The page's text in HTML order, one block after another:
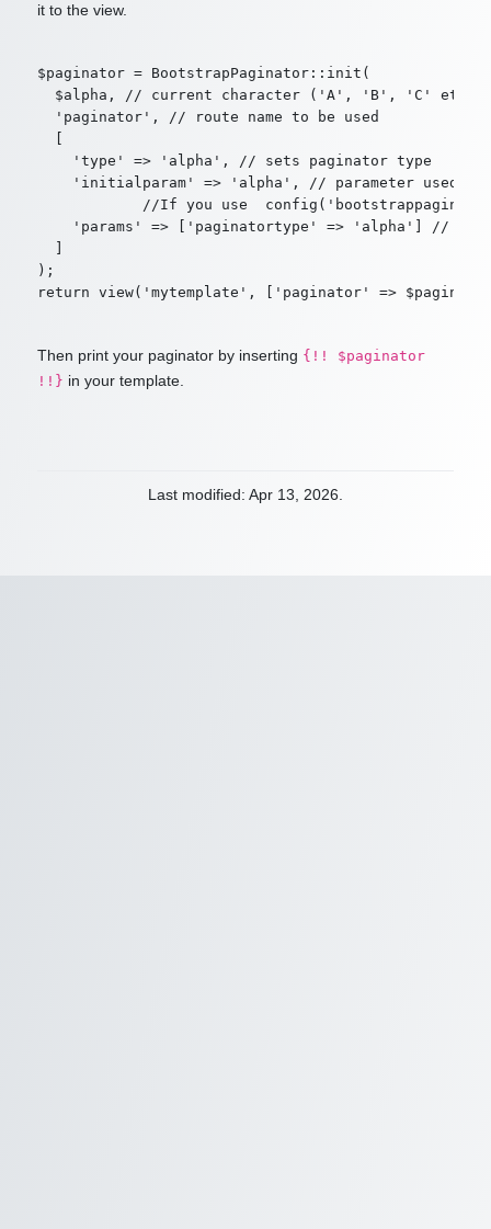
it to the view.
$paginator = BootstrapPaginator::init(
$alpha, // current character ('A', 'B', 'C' etc.
  'paginator', // route name to be used
    'type' => 'alpha', // sets paginator type
'initialparam' => 'alpha', // parameter used by
//If you use
'params' => ['paginatortype' => 'alpha'] //
);
Then print your paginator by inserting {!! $paginator
!!} in your template.
Last modified: Apr 13, 2026.